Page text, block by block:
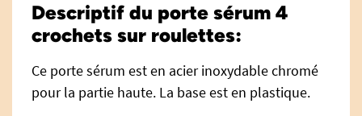
Descriptif du porte sérum 4
crochets sur roulettes:
Ce porte sérum est en acier inoxydable chromé
pour la partie haute. La base est en plastique.